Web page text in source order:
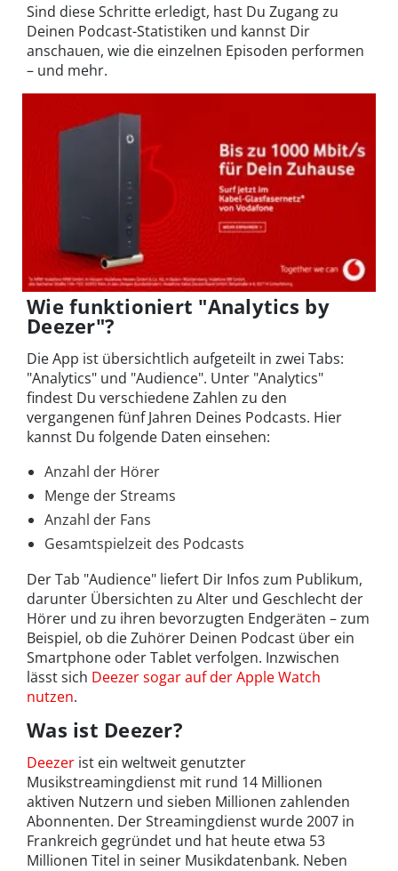
Sind diese Schritte erledigt, hast Du Zugang zu
Deinen Podcast-Statistiken und kannst Dir
anschauen, wie die einzelnen Episoden performen
– und mehr.
Wie funktioniert "Analytics by
Deezer"?
Die App ist übersichtlich aufgeteilt in zwei Tabs:
"Analytics" und "Audience". Unter "Analytics"
findest Du verschiedene Zahlen zu den
vergangenen fünf Jahren Deines Podcasts. Hier
kannst Du folgende Daten einsehen:
Anzahl der Hörer
Menge der Streams
Anzahl der Fans
Gesamtspielzeit des Podcasts
Der Tab "Audience" liefert Dir Infos zum Publikum,
darunter Übersichten zu Alter und Geschlecht der
Hörer und zu ihren bevorzugten Endgeräten – zum
Beispiel, ob die Zuhörer Deinen Podcast über ein
Smartphone oder Tablet verfolgen. Inzwischen
lässt sich Deezer sogar auf der Apple Watch
nutzen.
Was ist Deezer?
Deezer ist ein weltweit genutzter
Musikstreamingdienst mit rund 14 Millionen
aktiven Nutzern und sieben Millionen zahlenden
Abonnenten. Der Streamingdienst wurde 2007 in
Frankreich gegründet und hat heute etwa 53
Millionen Titel in seiner Musikdatenbank. Neben